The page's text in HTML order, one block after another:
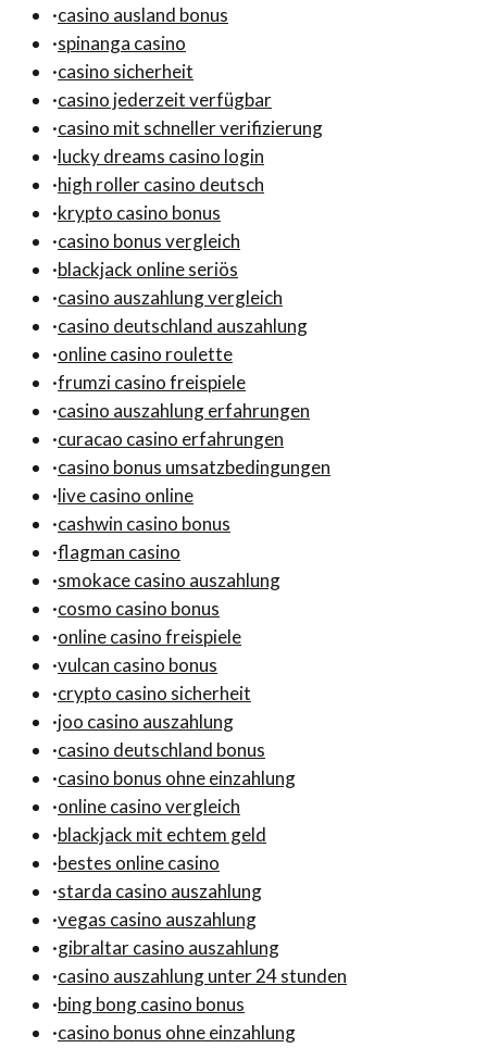
·casino ausland bonus
·spinanga casino
·casino sicherheit
·casino jederzeit verfügbar
·casino mit schneller verifizierung
·lucky dreams casino login
·high roller casino deutsch
·krypto casino bonus
·casino bonus vergleich
·blackjack online seriös
·casino auszahlung vergleich
·casino deutschland auszahlung
·online casino roulette
·frumzi casino freispiele
·casino auszahlung erfahrungen
·curacao casino erfahrungen
·casino bonus umsatzbedingungen
·live casino online
·cashwin casino bonus
·flagman casino
·smokace casino auszahlung
·cosmo casino bonus
·online casino freispiele
·vulcan casino bonus
·crypto casino sicherheit
·joo casino auszahlung
·casino deutschland bonus
·casino bonus ohne einzahlung
·online casino vergleich
·blackjack mit echtem geld
·bestes online casino
·starda casino auszahlung
·vegas casino auszahlung
·gibraltar casino auszahlung
·casino auszahlung unter 24 stunden
·bing bong casino bonus
·casino bonus ohne einzahlung